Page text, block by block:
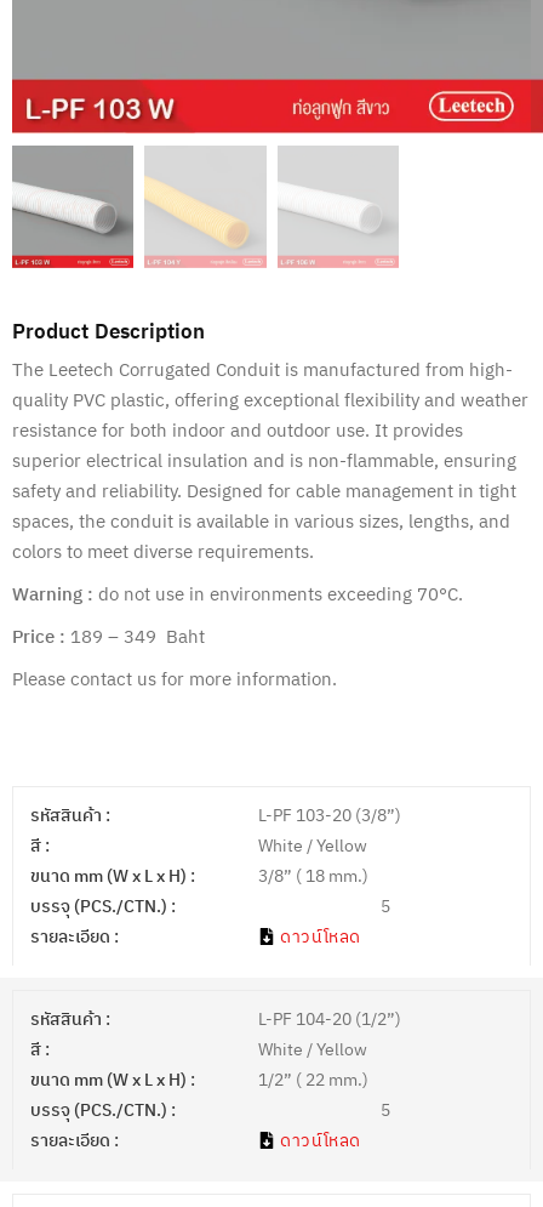
Product Description
The Leetech Corrugated Conduit is manufactured from high-
quality PVC plastic, offering exceptional flexibility and weather
resistance for both indoor and outdoor use. It provides
superior electrical insulation and is non-flammable, ensuring
safety and reliability. Designed for cable management in tight
spaces, the conduit is available in various sizes, lengths, and
colors to meet diverse requirements.
Warning : do not use in environments exceeding 70°C.
Price : 189 – 349 Baht
Please contact us for more information.
รหัสสินค้า :
L-PF 103-20 (3/8”)
สี :
White / Yellow
ขนาด mm (W x L x H) :
3/8” ( 18 mm.)
บรรจุ (PCS./CTN.) :
5
รายละเอียด :
ดาวน์โหลด
รหัสสินค้า :
L-PF 104-20 (1/2”)
สี :
White / Yellow
ขนาด mm (W x L x H) :
1/2” ( 22 mm.)
บรรจุ (PCS./CTN.) :
5
รายละเอียด :
ดาวน์โหลด